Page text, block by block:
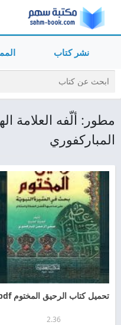
نشر كتاب
مطور: ألّفه العلامة
المباركفوري
تحميل كتاب الرحيق المختوم pdf
2.36